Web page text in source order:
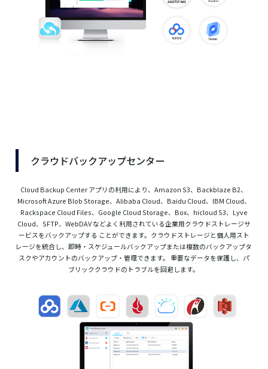
クラウドバックアップセンター
Cloud Backup Center アプリの利用により、Amazon S3、Backblaze B2、
Microsoft Azure Blob Storage、Alibaba Cloud、Baidu Cloud、IBM Cloud、
Rackspace Cloud Files、Google Cloud Storage、Box、hicloud S3、Lyve
Cloud、SFTP、WebDAV などよく利用されている企業用クラウドストレージサ
ービスをバックアップする ことができます。クラウドストレージと個人用スト
レージを統合し、即時・スケジュールバックアップまたは複数のバックアップタ
スクやアカウントのバックアップ・管理できます。 重要なデータを保護し、パ
ブリッククラウドのトラブルを回避します。